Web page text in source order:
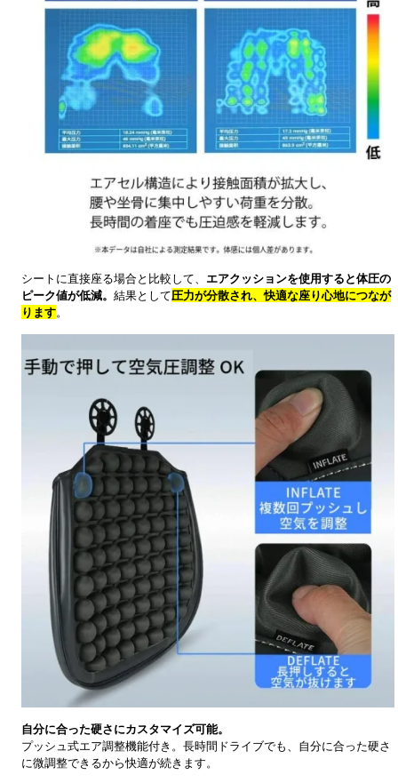
シートに直接座る場合と比較して、 エアクッションを使用すると体圧の
ピーク値が低減。結果として圧力が分散され、快適な座り心地につなが
ります。
自分に合った硬さにカスタマイズ可能。
プッシュ式エア調整機能付き。長時間ドライブでも、自分に合った硬さ
に微調整できるから快適が続きます。